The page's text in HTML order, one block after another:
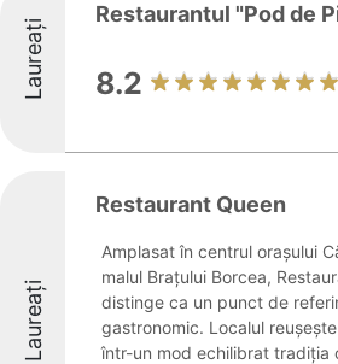
Laureați
Restaurantul "Pod de
8.2
Laureați
Restaurant Queen
Amplasat în centrul orașului
malul Brațului Borcea,
distinge ca un punct de
gastronomic. Localul
într-un mod echilibrat tradiția